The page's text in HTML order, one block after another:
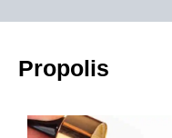
Propolis